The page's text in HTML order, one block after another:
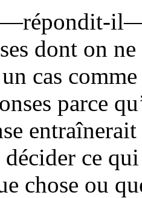
il—.
dont on
cas
parce
décider ce
chose ou